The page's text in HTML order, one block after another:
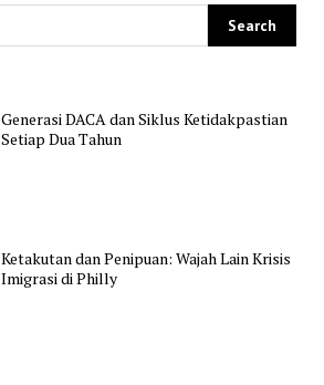
Generasi DACA dan Siklus Ketidakpastian
Setiap Dua Tahun
Ketakutan dan Penipuan: Wajah Lain Krisis
Imigrasi di Philly